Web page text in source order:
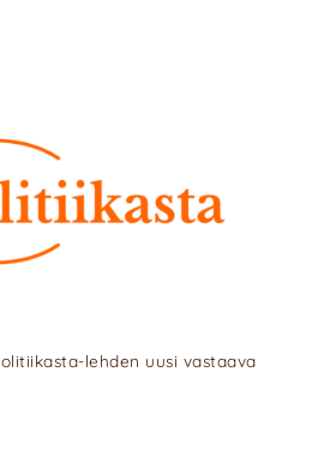
lehden uusi vastaava